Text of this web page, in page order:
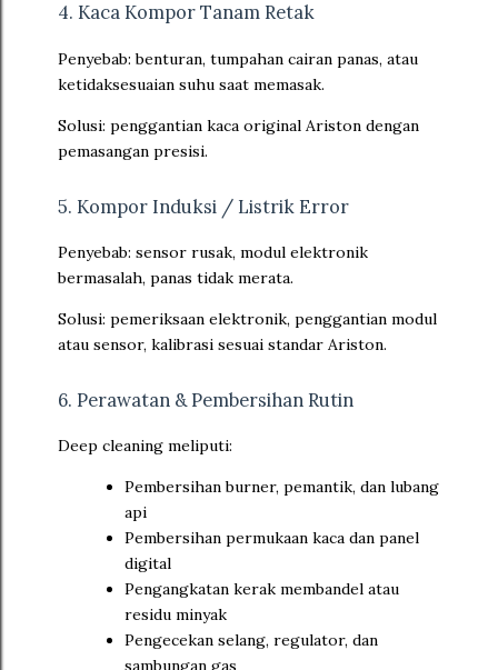
4. Kaca Kompor Tanam Retak
Penyebab: benturan, tumpahan cairan panas, atau
ketidaksesuaian suhu saat memasak.
Solusi: penggantian kaca original Ariston dengan
pemasangan presisi.
5. Kompor Induksi / Listrik Error
Penyebab: sensor rusak, modul elektronik
bermasalah, panas tidak merata.
Solusi: pemeriksaan elektronik, penggantian modul
atau sensor, kalibrasi sesuai standar Ariston.
6. Perawatan & Pembersihan Rutin
Deep cleaning meliputi:
Pembersihan burner, pemantik, dan lubang
api
Pembersihan permukaan kaca dan panel
digital
Pengangkatan kerak membandel atau
residu minyak
Pengecekan selang, regulator, dan
sambungan gas